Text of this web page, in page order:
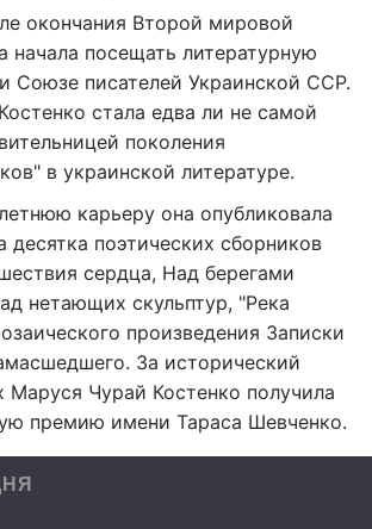
окончания Второй мировой
начала посещать литературную
Союзе писателей Украинской ССР.
стала едва ли не самой
поколения
в украинской литературе.
карьеру она опубликовала
десятка поэтических сборников
сердца, Над берегами
нетающих скульптур, "Река
произведения Записки
За исторический
Маруся Чурай Костенко получила
премию имени Тараса Шевченко.